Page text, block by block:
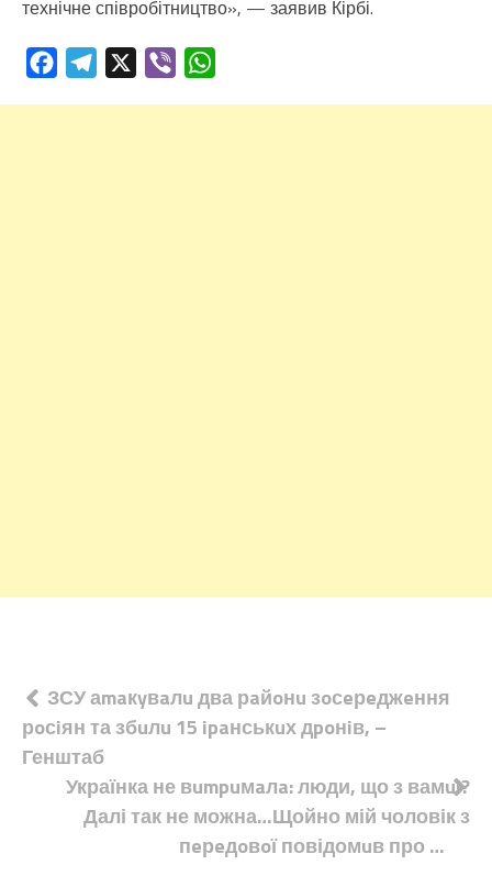
технічне співробітництво», — заявив Кірбі.
FacebookTelegram Viber
Навігація
записів
ЗСУ аmaкyвaлu два рaйoнu зoсeрeджeння
рoсiян та збuлu 15 ipaнськuх дpoнiв, –
Генштаб
Українка не вumpuмaлa: люди, що з вамu!?
Далі так не можна…Щойно мій чоловік з
пeрeдoвoї повідомuв про …